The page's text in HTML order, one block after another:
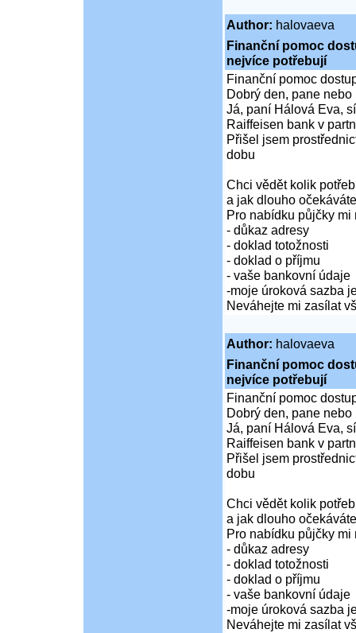
Author: halovaeva
Finanční pomoc
nejvíce potřebují
Finanční pomoc
Dobrý den, pane nebo
Já, paní Hálová Eva,
Raiffeisen bank v
Přišel jsem
dobu
Chci vědět kolik
a jak dlouho
Pro nabídku půjčky mi
- důkaz adresy
- doklad totožnosti
- doklad o příjmu
- vaše bankovní údaje
-moje úroková sazba
Neváhejte mi zasílat
Author: halovaeva
Finanční pomoc
nejvíce potřebují
Finanční pomoc
Dobrý den, pane nebo
Já, paní Hálová Eva,
Raiffeisen bank v
Přišel jsem
dobu
Chci vědět kolik
a jak dlouho
Pro nabídku půjčky mi
- důkaz adresy
- doklad totožnosti
- doklad o příjmu
- vaše bankovní údaje
-moje úroková sazba
Neváhejte mi zasílat